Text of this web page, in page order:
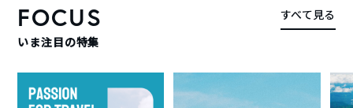
FOCUS
いま注目の特集
すべて見る